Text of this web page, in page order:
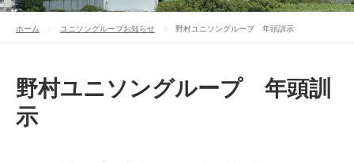
ホーム ユニソングループお知らせ 野村ユニソングループ 年頭訓示
野村ユニソングループ 年頭訓
示